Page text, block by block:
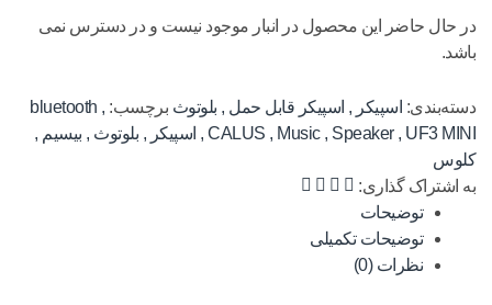
در حال حاضر این محصول در انبار موجود نیست و در دسترس نمی
باشد.
دسته‌بندی: اسپیکر , اسپیکر قابل حمل , بلوتوث برچسب: bluetooth ,
CALUS , Music, Speaker, UF3 MINI
, اسپیکر , بلوتوث , بیسیم ,
کلوس
به اشتراک گذاری:
توضیحات
توضیحات تکمیلی
نظرات (0)